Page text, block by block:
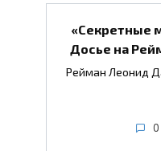
«Секретные
Досье на
Рейман Леонид
0